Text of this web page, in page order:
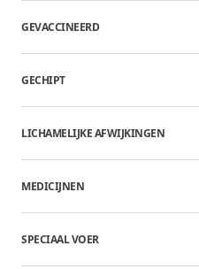
GEVACCINEERD
GECHIPT
LICHAMELIJKE AFWIJKINGEN
MEDICIJNEN
SPECIAAL VOER